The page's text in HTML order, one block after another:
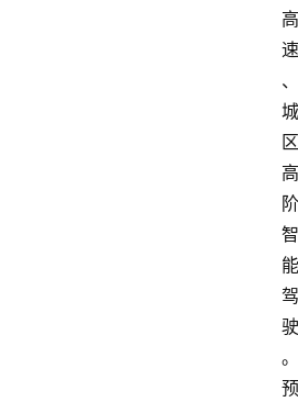
高
速
、
城
区
高
阶
智
能
驾
驶
。
预